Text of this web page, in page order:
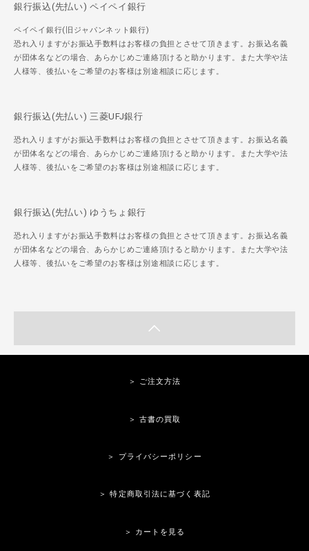
銀行振込(先払い) ペイペイ銀行
ペイペイ銀行(旧ジャパンネット銀行)
恐れ入りますがお振込手数料はお客様の負担とさせて頂きます。お振込名義
が団体名などの場合、あらかじめご連絡頂けると助かります。また大学や法
人様等、後払いをご希望のお客様は別途相談に応じます。
銀行振込(先払い) 三菱UFJ銀行
恐れ入りますがお振込手数料はお客様の負担とさせて頂きます。お振込名義
が団体名などの場合、あらかじめご連絡頂けると助かります。また大学や法
人様等、後払いをご希望のお客様は別途相談に応じます。
銀行振込(先払い) ゆうちょ銀行
恐れ入りますがお振込手数料はお客様の負担とさせて頂きます。お振込名義
が団体名などの場合、あらかじめご連絡頂けると助かります。また大学や法
人様等、後払いをご希望のお客様は別途相談に応じます。
＞ ご注文方法
＞ 古書の買取
＞ プライバシーポリシー
＞ 特定商取引法に基づく表記
＞ カートを見る